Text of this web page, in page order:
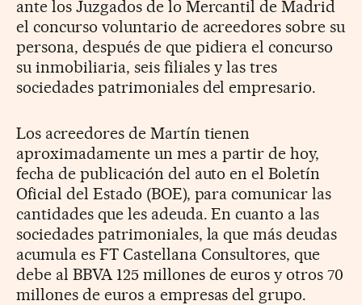
ante los Juzgados de lo Mercantil de Madrid
el concurso voluntario de acreedores sobre su
persona, después de que pidiera el concurso
su inmobiliaria, seis filiales y las tres
sociedades patrimoniales del empresario.
Los acreedores de Martín tienen
aproximadamente un mes a partir de hoy,
fecha de publicación del auto en el Boletín
Oficial del Estado (BOE), para comunicar las
cantidades que les adeuda. En cuanto a las
sociedades patrimoniales, la que más deudas
acumula es FT Castellana Consultores, que
debe al BBVA 125 millones de euros y otros 70
millones de euros a empresas del grupo.